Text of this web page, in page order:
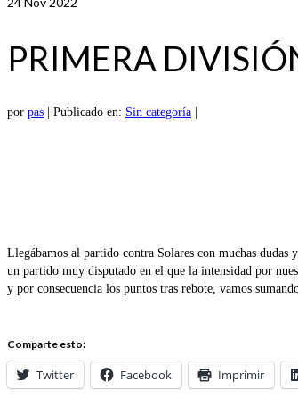
PRIMERA
por pas Publicado en: Sin categoría
Llegábamos al partido contra Solares con muchas
un partido muy disputado en el que la intensidad por
y por consecuencia los puntos tras rebote, vamos
Comparte esto:
Twitter Facebook Imprimir